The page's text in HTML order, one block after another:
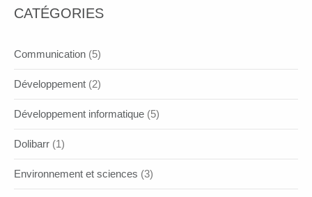
CATÉGORIES
Communication (5)
Développement (2)
Développement informatique (5)
Dolibarr (1)
Environnement et sciences (3)